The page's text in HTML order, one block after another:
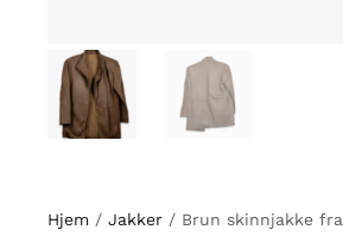
Hjem / Jakker / Brun skinnjakke